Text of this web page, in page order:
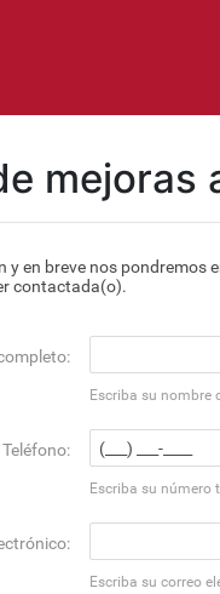
y en breve nos
contactada(o).
Escriba su nombre
Teléfono:
Escriba su número
Escriba su correo